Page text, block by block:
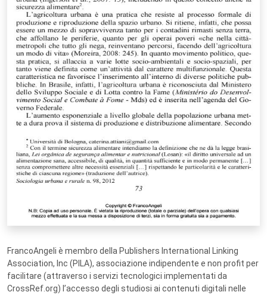
FrancoAngeli è membro della Publishers International Linking
Association, Inc (PILA), associazione indipendente e non profit per
facilitare (attraverso i servizi tecnologici implementati da
CrossRef.org) l’accesso degli studiosi ai contenuti digitali nelle